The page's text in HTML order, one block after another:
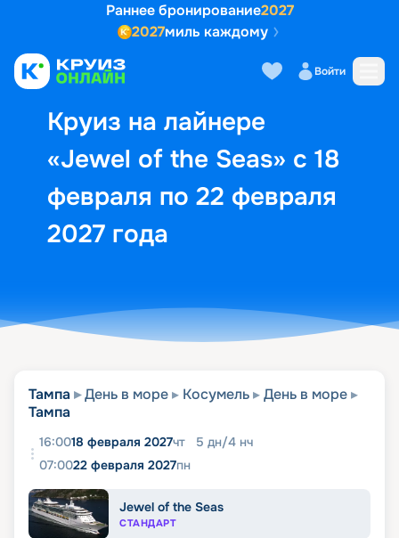
Раннее бронирование2027
2027миль каждому
Войти
Круиз на лайнере
«Jewel of the Seas» с 18
февраля по 22 февраля
2027 года
Выбор кают Маршрут и
Тампа День в море Косумель
День в море
Тампа
16:0018 февраля 2027чт 5 дн/4 нч
07:0022 февраля 2027пн
Jewel of the Seas
СТАНДАРТ